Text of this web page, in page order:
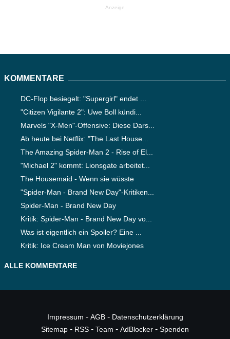
Anzeige
KOMMENTARE
DC-Flop besiegelt: "Supergirl" endet ...
"Citizen Vigilante 2": Uwe Boll kündi...
Marvels "X-Men"-Offensive: Diese Dars...
Ab heute bei Netflix: "The Last House...
The Amazing Spider-Man 2 - Rise of El...
"Michael 2" kommt: Lionsgate arbeitet...
The Housemaid - Wenn sie wüsste
"Spider-Man - Brand New Day"-Kritiken...
Spider-Man - Brand New Day
Kritik: Spider-Man - Brand New Day vo...
Was ist eigentlich ein Spoiler? Eine ...
Kritik: Ice Cream Man von Moviejones
ALLE KOMMENTARE
Impressum - AGB- Datenschutzerklärung
Sitemap - RSS - Team - AdBlocker - Spenden